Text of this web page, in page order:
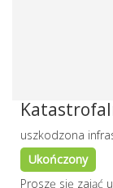
uszkodzona
Ukończony
Proszę się zająć